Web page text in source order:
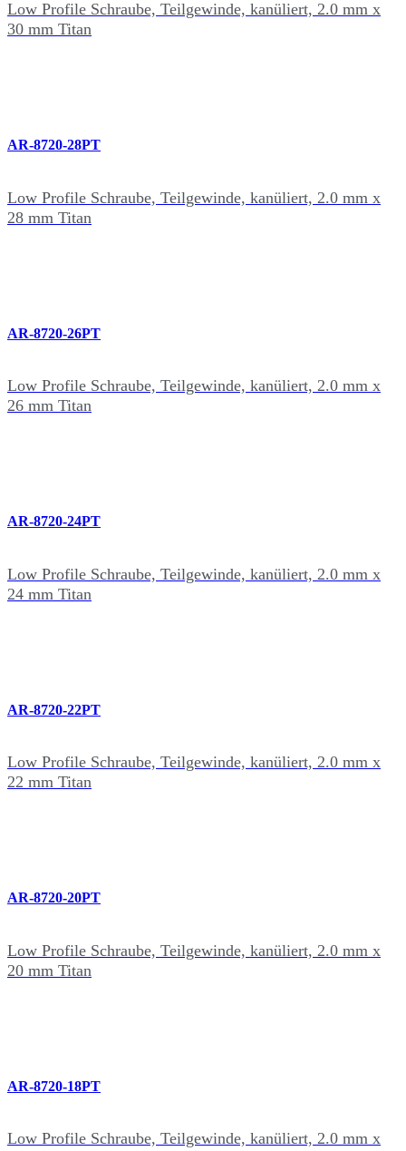
Low Profile Schraube, Teilgewinde, kanüliert, 2.0 mm x
30 mm Titan
AR-8720-28PT
Low Profile Schraube, Teilgewinde, kanüliert, 2.0 mm x
28 mm Titan
AR-8720-26PT
Low Profile Schraube, Teilgewinde, kanüliert, 2.0 mm x
26 mm Titan
AR-8720-24PT
Low Profile Schraube, Teilgewinde, kanüliert, 2.0 mm x
24 mm Titan
AR-8720-22PT
Low Profile Schraube, Teilgewinde, kanüliert, 2.0 mm x
22 mm Titan
AR-8720-20PT
Low Profile Schraube, Teilgewinde, kanüliert, 2.0 mm x
20 mm Titan
AR-8720-18PT
Low Profile Schraube, Teilgewinde, kanüliert, 2.0 mm x